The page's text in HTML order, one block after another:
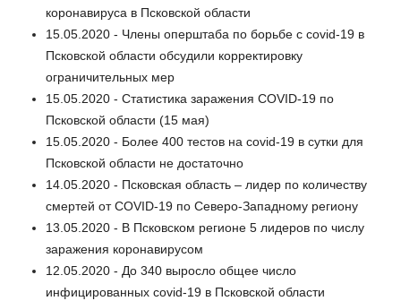
коронавируса в Псковской области
15.05.2020 - Члены оперштаба по борьбе с covid-19 в
Псковской области обсудили корректировку
ограничительных мер
15.05.2020 - Статистика заражения COVID-19 по
Псковской области (15 мая)
15.05.2020 - Более 400 тестов на covid-19 в сутки для
Псковской области не достаточно
14.05.2020 - Псковская область – лидер по количеству
смертей от COVID-19 по Северо-Западному региону
13.05.2020 - В Псковском регионе 5 лидеров по числу
заражения коронавирусом
12.05.2020 - До 340 выросло общее число
инфицированных covid-19 в Псковской области